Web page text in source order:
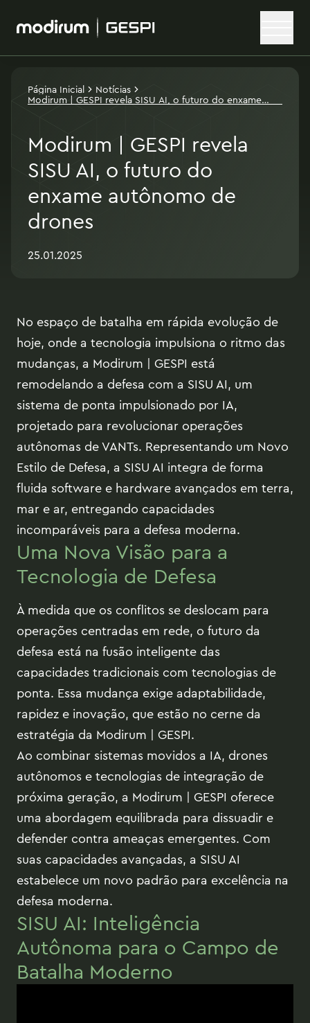
Página Inicial Notícias
Modirum | GESPI revela SISU AI, o futuro do enxame
Modirum | GESPI revela
SISU AI, o futuro do
enxame autônomo de
drones
25.01.2025
No espaço de batalha em rápida evolução de
hoje, onde a tecnologia impulsiona o ritmo das
mudanças, a Modirum | GESPI está
remodelando a defesa com a SISU AI, um
sistema de ponta impulsionado por IA,
projetado para revolucionar operações
autônomas de VANTs. Representando um Novo
Estilo de Defesa, a SISU AI integra de forma
fluida software e hardware avançados em terra,
mar e ar, entregando capacidades
incomparáveis para a defesa moderna.
Uma Nova Visão para a
Tecnologia de Defesa
À medida que os conflitos se deslocam para
operações centradas em rede, o futuro da
defesa está na fusão inteligente das
capacidades tradicionais com tecnologias de
ponta. Essa mudança exige adaptabilidade,
rapidez e inovação, que estão no cerne da
estratégia da Modirum | GESPI.
Ao combinar sistemas movidos a IA, drones
autônomos e tecnologias de integração de
próxima geração, a Modirum | GESPI oferece
uma abordagem equilibrada para dissuadir e
defender contra ameaças emergentes. Com
suas capacidades avançadas, a SISU AI
estabelece um novo padrão para excelência na
defesa moderna.
SISU AI: Inteligência
Autônoma para o Campo de
Batalha Moderno